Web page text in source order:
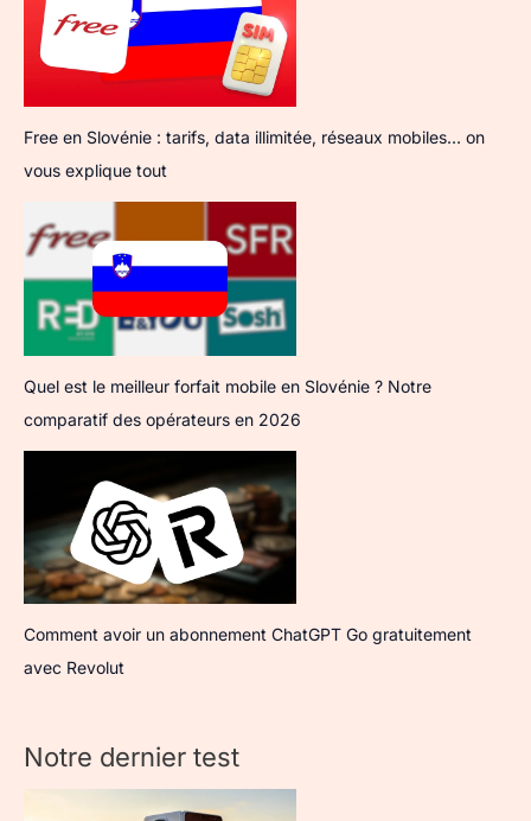
Free en Slovénie : tarifs, data illimitée, réseaux mobiles… on
vous explique tout
Quel est le meilleur forfait mobile en Slovénie ? Notre
comparatif des opérateurs en 2026
Comment avoir un abonnement ChatGPT Go gratuitement
avec Revolut
Notre dernier test